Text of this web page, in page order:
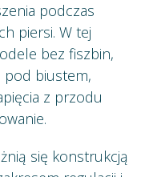
podczas
piersi. W tej
bez fiszbin,
pod biustem,
z przodu
się konstrukcją